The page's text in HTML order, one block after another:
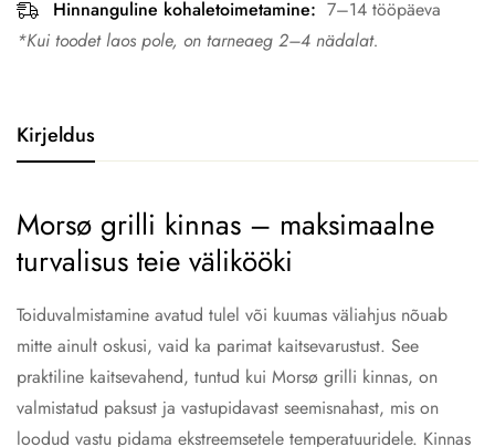
Hinnanguline kohaletoimetamine: 7–14 tööpäeva
*Kui toodet laos pole, on tarneaeg 2–4 nädalat.
Kirjeldus
Morsø grilli kinnas – maksimaalne
turvalisus teie välikööki
Toiduvalmistamine avatud tulel või kuumas väliahjus nõuab
mitte ainult oskusi, vaid ka parimat kaitsevarustust. See
praktiline kaitsevahend, tuntud kui Morsø grilli kinnas, on
valmistatud paksust ja vastupidavast seemisnahast, mis on
loodud vastu pidama ekstreemsetele temperatuuridele. Kinnas